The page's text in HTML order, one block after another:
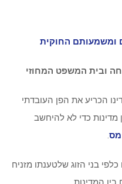
ומשמעותם החוקית
ובית המשפט המחוזי
הכריע את הפן העובדתי
מדינות כדי לא להיחשב
מס.
בני הזוג שלטענתו מזניח